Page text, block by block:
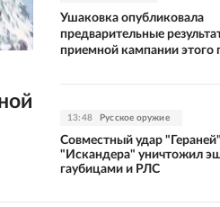
Ушаковка опубликовала
предварительные
приемной кампании этого
13:48 Русское оружие
Совместный удар
"Искандера" уничтожил
гаубицами и РЛС